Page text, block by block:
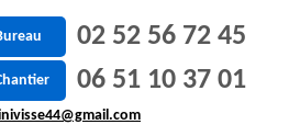
02 52 56 72 45
06 51 10 37 01